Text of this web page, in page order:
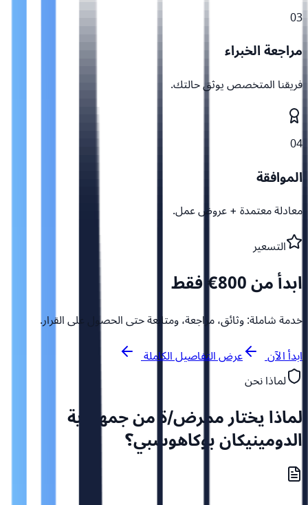
03
مراجعة الخبراء
فريقنا المتخصص يوثق حالتك.
04
الموافقة
معادلة معتمدة + عروض عمل.
التسعير
ابدأ من 800€ فقط
خدمة شاملة: وثائق، مراجعة، ومتابعة حتى الحصول على القرار.
ابدأ الآن
عرض التفاصيل الكاملة
لماذا نحن
لماذا يختار ممرض/ة من جمهورية
الدومينيكان بوكاهوسبي؟